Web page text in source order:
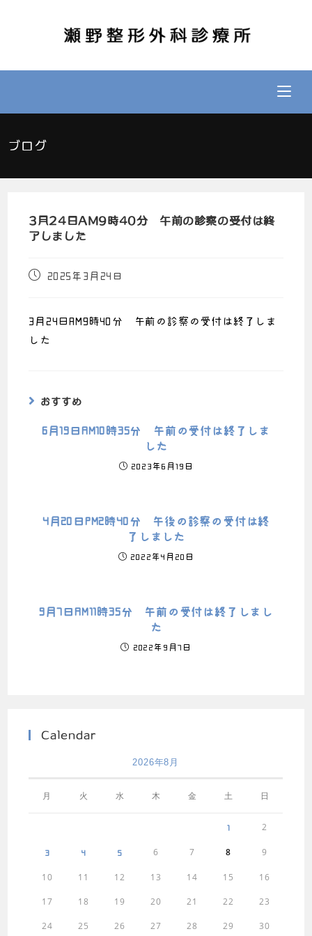
ブログ
3月24日AM9時40分 午前の診察の受付は終
了しました
2025年3月24日
3月24日AM9時40分 午前の診察の受付は終了しま
した
おすすめ
6月19日AM10時35分 午前の受付は終了しま
した
2023年6月19日
4月20日PM2時40分 午後の診察の受付は終
了しました
2022年4月20日
9月7日AM11時35分 午前の受付は終了しまし
た
2022年9月7日
Calendar
2026年8月
月 火 水 木 金 土 日
1 2
3 4 5 6 7 8 9
10 11 12 13 14 15 16
17 18 19 20 21 22 23
24 25 26 27 28 29 30